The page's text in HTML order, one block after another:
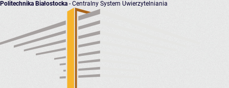
Politechnika Białostocka - Centralny System Uwierzytelniania